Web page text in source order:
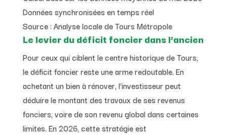
Données synchronisées en temps réel
Source : Analyse locale de Tours Métropole
Le levier du déficit foncier dans l’ancien
Pour ceux qui ciblent le centre historique de Tours,
le déficit foncier reste une arme redoutable. En
achetant un bien à rénover, l’investisseur peut
déduire le montant des travaux de ses revenus
fonciers, voire de son revenu global dans certaines
limites. En 2026, cette stratégie est